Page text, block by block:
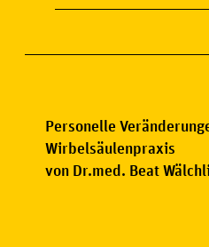
Personelle
Wirbelsäulenpraxis
von Dr.med. Beat